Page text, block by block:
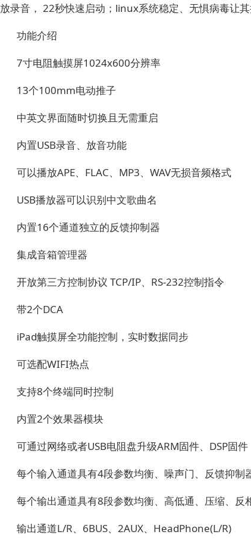
放录音， 22秒快速启动；linux系统稳定、无惧病毒让其
功能介绍
7寸电阻触摸屏1024x600分辨率
13个100mm电动推子
中英文界面随时切换且无需重启
内置USB录音、放音功能
可以播放APE、FLAC、MP3、WAV无损音频格式
USB播放器可以识别中文歌曲名
内置16个通道独立的反馈抑制器
集成音箱管理器
开放第三方控制协议 TCP/IP、RS-232控制指令
带2个DCA
iPad触摸屏全功能控制，实时数据同步
可选配WIFI热点
支持8个终端同时控制
内置2个效果器模块
可通过网络或者USB电阻盘升级ARM固件、DSP固件
每个输入通道具有4段参数均衡、噪声门、反馈抑制
每个输出通道具有8段参数均衡、高低通、压缩、反
输出通道L/R、6BUS、2AUX、HeadPhone(L/R)